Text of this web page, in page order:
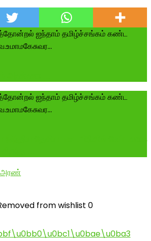
அரண்
from wishlist 0